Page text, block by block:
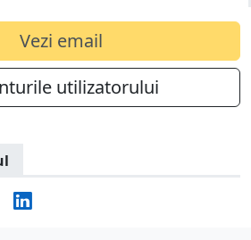
Vezi email
utilizatorului